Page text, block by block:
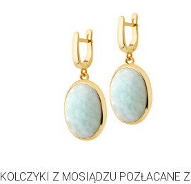
KOLCZYKI Z MOSIĄDZU POZŁACANE Z